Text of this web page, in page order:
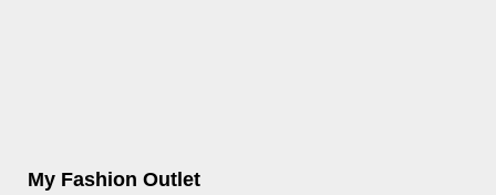
My Fashion Outlet